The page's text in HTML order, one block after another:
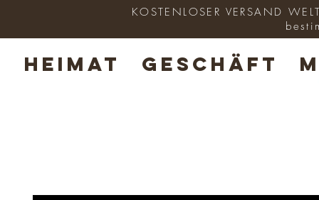
HEIMAT GESCHÄFT
KOSTENLOSER VERSAND